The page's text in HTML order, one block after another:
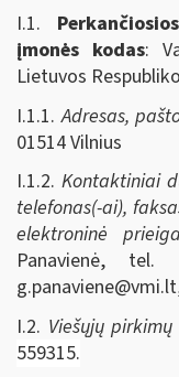
I.1.
įmonės kodas:
Lietuvos
I.1.1.Adresas,
01514 Vilnius
I.1.2. Kontaktiniai
telefonas(-ai),
elektroninė
Panavienė,
g.panaviene@vmi.lt
I.2. Viešųjų
559315.